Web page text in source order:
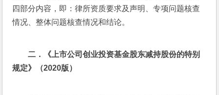
四部分内容，即：律所资质要求及声明、专项问题核查
情况、整体问题核查情况和结论。
二． 《 上市公司创业投资基金股东减持股份的特别
规定》（2020版）